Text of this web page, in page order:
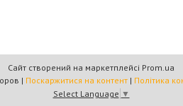
Сайт створений на маркетплейсі Prom.ua
Мир аккумуляторов | Поскаржитися на контент | Політика
Select Language ▼